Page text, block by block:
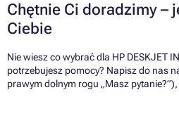
Chętnie Ci doradzimy –
Ciebie
Nie wiesz co wybrać dla HP DESKJET
potrzebujesz pomocy? Napisz do nas
prawym dolnym rogu „Masz